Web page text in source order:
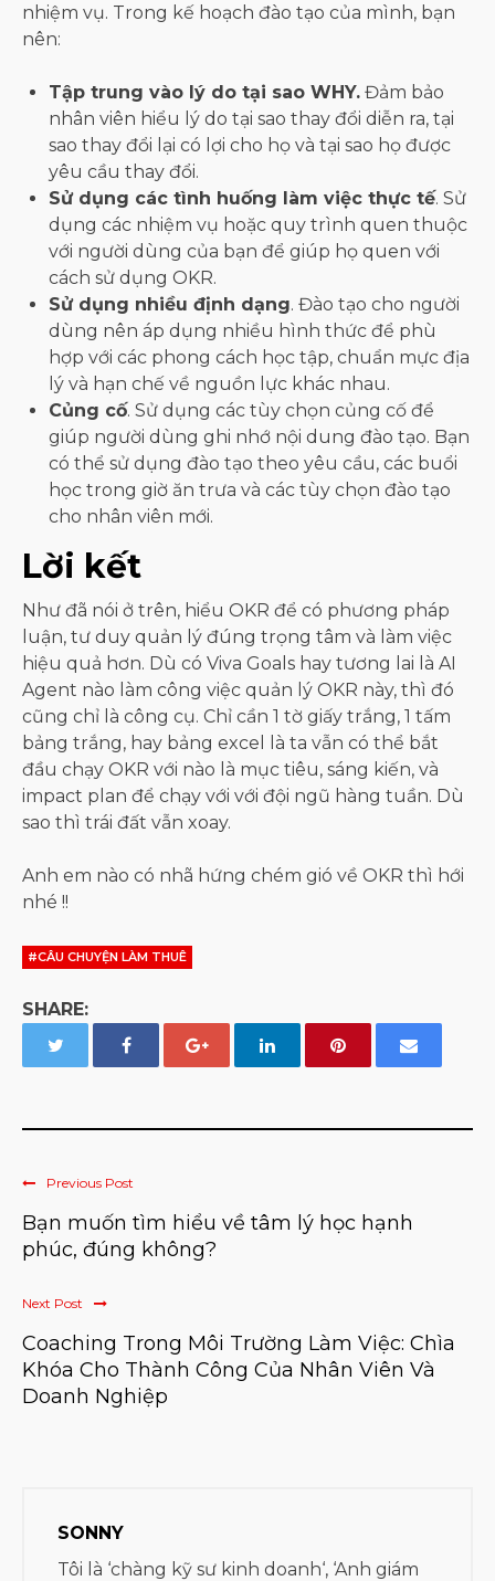
nhiệm vụ. Trong kế hoạch đào tạo của mình, bạn
nên:
Tập ​​trung vào lý do tại sao WHY. Đảm bảo
nhân viên hiểu lý do tại sao thay đổi diễn ra, tại
sao thay đổi lại có lợi cho họ và tại sao họ được
yêu cầu thay đổi.
Sử dụng các tình huống làm việc thực tế. Sử
dụng các nhiệm vụ hoặc quy trình quen thuộc
với người dùng của bạn để giúp họ quen với
cách sử dụng OKR.
Sử dụng nhiều định dạng. Đào tạo cho người
dùng nên áp dụng nhiều hình thức để phù
hợp với các phong cách học tập, chuẩn mực địa
lý và hạn chế về nguồn lực khác nhau.
Củng cố. Sử dụng các tùy chọn củng cố để
giúp người dùng ghi nhớ nội dung đào tạo. Bạn
có thể sử dụng đào tạo theo yêu cầu, các buổi
học trong giờ ăn trưa và các tùy chọn đào tạo
cho nhân viên mới.
Lời kết
Như đã nói ở trên, hiểu OKR để có phương pháp
luận, tư duy quản lý đúng trọng tâm và làm việc
hiệu quả hơn. Dù có Viva Goals hay tương lai là AI
Agent nào làm công việc quản lý OKR này, thì đó
cũng chỉ là công cụ. Chỉ cần 1 tờ giấy trắng, 1 tấm
bảng trắng, hay bảng excel là ta vẫn có thể bắt
đầu chạy OKR với nào là mục tiêu, sáng kiến, và
impact plan để chạy với với đội ngũ hàng tuần. Dù
sao thì trái đất vẫn xoay.
Anh em nào có nhã hứng chém gió về OKR thì hới
nhé !!
#CÂU CHUYỆN LÀM THUÊ
SHARE:
Previous Post
Bạn muốn tìm hiểu về tâm lý học hạnh
phúc, đúng không?
Next Post
Coaching Trong Môi Trường Làm Việc: Chìa
Khóa Cho Thành Công Của Nhân Viên Và
Doanh Nghiệp
SONNY
Tôi là ‘chàng kỹ sư kinh doanh‘, ‘Anh giám